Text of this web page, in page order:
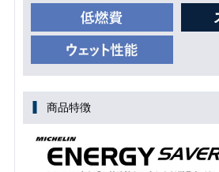
商品特徴